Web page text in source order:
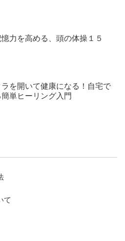
憶力を高める、頭の体操１５
を開いて健康になる！自宅で
単ヒーリング入門
て